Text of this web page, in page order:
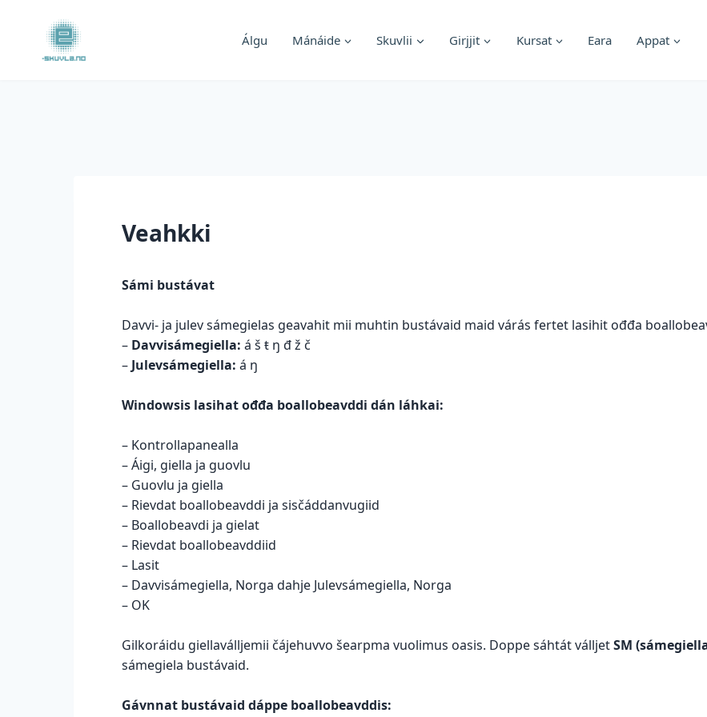
content
Álgu Mánáide Skuvlii Girjjit Kursat Eara Appat
Veahkki
Sámi bustávat
Davvi- ja julev sámegielas geavahit mii muhtin bustávaid maid várás fertet lasihit ođđa
– Davvisámegiella: á š ŧ ŋ đ ž č
– Julevsámegiella: á ŋ
Windowsis lasihat ođđa boallobeavddi dán láhkai:
– Kontrollapanealla
– Áigi, giella ja guovlu
– Guovlu ja giella
– Rievdat boallobeavddi ja sisčáddanvugiid
– Boallobeavdi ja gielat
– Rievdat boallobeavddiid
– Lasit
– Davvisámegiella, Norga dahje Julevsámegiella, Norga
– OK
Gilkoráidu giellaválljemii čájehuvvo šearpma vuolimus oasis. Doppe sáhtát válljetSM
sámegiela bustávaid.
Gávnnat bustávaid dáppe boallobeavddis: